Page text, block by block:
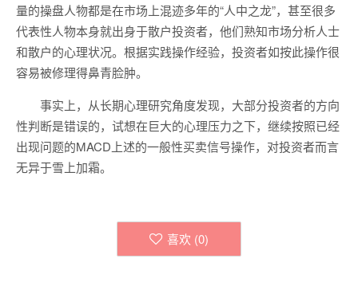
量的操盘人物都是在市场上混迹多年的“人中之龙”，甚至很多
代表性人物本身就出身于散户投资者，他们熟知市场分析人士
和散户的心理状况。根据实践操作经验，投资者如按此操作很
容易被修理得鼻青脸肿。
事实上，从长期心理研究角度发现，大部分投资者的方向
性判断是错误的，试想在巨大的心理压力之下，继续按照已经
出现问题的MACD上述的一般性买卖信号操作，对投资者而言
无异于雪上加霜。
喜欢 (0)